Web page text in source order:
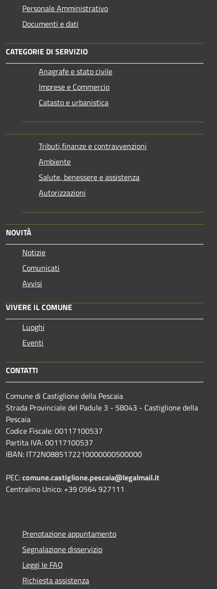
Personale Amministrativo
Documenti e dati
CATEGORIE DI SERVIZIO
Anagrafe e stato civile
Imprese e Commercio
Catasto e urbanistica
Tributi,finanze e contravvenzioni
Ambiente
Salute, benessere e assistenza
Autorizzazioni
NOVITÀ
Notizie
Comunicati
Avvisi
VIVERE IL COMUNE
Luoghi
Eventi
CONTATTI
Comune di Castiglione della Pescaia
Strada Provinciale del Padule 3 - 58043 - Castiglione della
Pescaia
Codice Fiscale: 00117100537
Partita IVA: 00117100537
IBAN: IT72N0885172210000000500000
PEC:comune.castiglione.pescaia@legalmail.it
Centralino Unico: +39 0564 927111
Prenotazione appuntamento
Segnalazione disservizio
Leggi le FAQ
Richiesta assistenza